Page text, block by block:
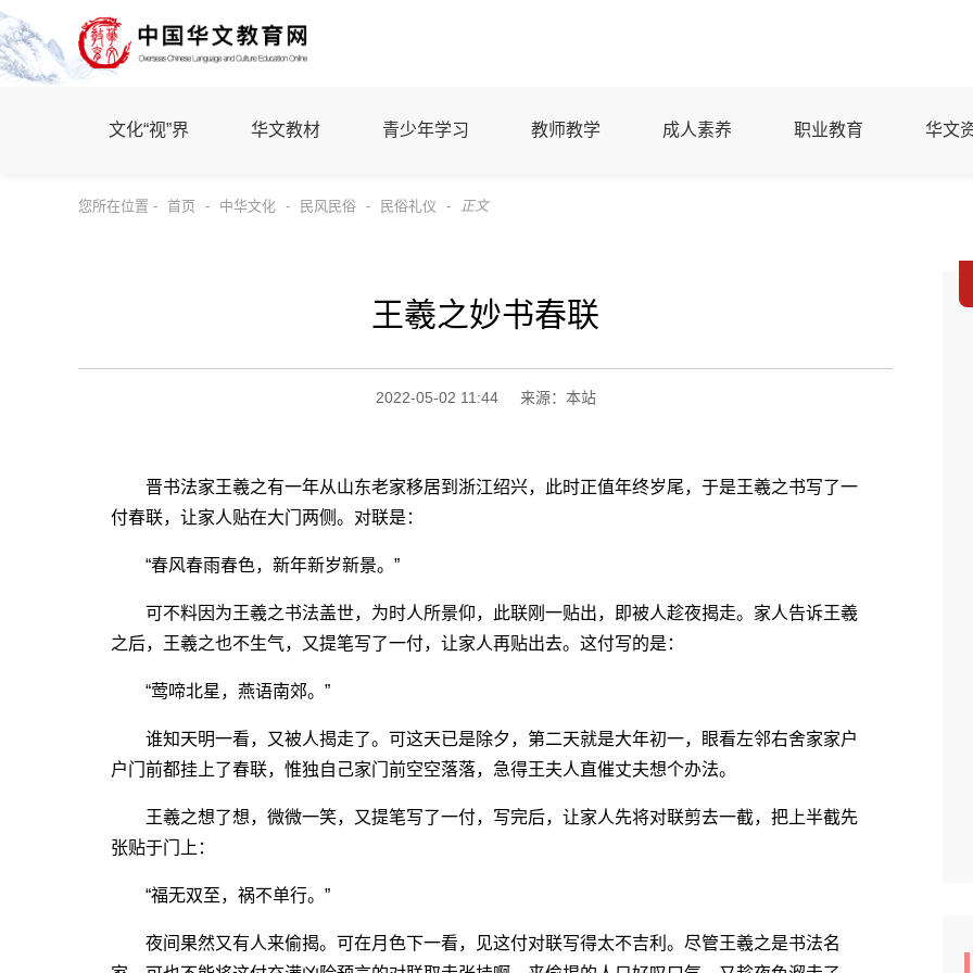
文化“视”界 华文教材 青少年学习 教师教学 成人素养 职业教育 华文
您所在位置 - 首页 - 中华文化 - 民风民俗 - 民俗礼仪 - 正文
王羲之妙书春联
2022-05-02 11:44 来源：本站
晋书法家王羲之有一年从山东老家移居到浙江绍兴，此时正值年终岁尾，于是王羲之书写了一
付春联，让家人贴在大门两侧。对联是：
“春风春雨春色，新年新岁新景。”
可不料因为王羲之书法盖世，为时人所景仰，此联刚一贴出，即被人趁夜揭走。家人告诉王羲
之后，王羲之也不生气，又提笔写了一付，让家人再贴出去。这付写的是：
“莺啼北星，燕语南郊。”
谁知天明一看，又被人揭走了。可这天已是除夕，第二天就是大年初一，眼看左邻右舍家家户
户门前都挂上了春联，惟独自己家门前空空落落，急得王夫人直催丈夫想个办法。
王羲之想了想，微微一笑，又提笔写了一付，写完后，让家人先将对联剪去一截，把上半截先
张贴于门上：
“福无双至，祸不单行。”
夜间果然又有人来偷揭。可在月色下一看，见这付对联写得太不吉利。尽管王羲之是书法名